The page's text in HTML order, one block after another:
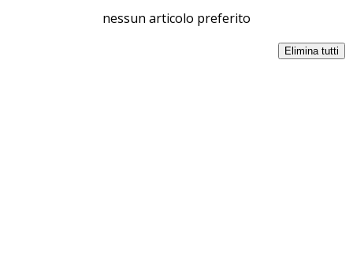
nessun articolo preferito